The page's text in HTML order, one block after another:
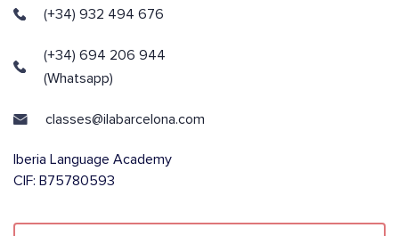
(+34) 932 494 676
(+34) 694 206 944
(Whatsapp)
classes@ilabarcelona.com
Iberia Language Academy
CIF: B75780593